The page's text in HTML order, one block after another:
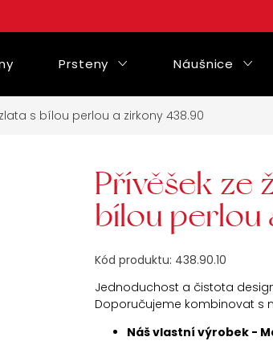
Prsteny Náušnice
s bílou perlou a zirkony 438.90
Přívěšek ze
bílou perlou
Kód produktu: 438.90.10
Jednoduchost a čistota
Doporučujeme kombinovat s
Náš vlastní výrobek -